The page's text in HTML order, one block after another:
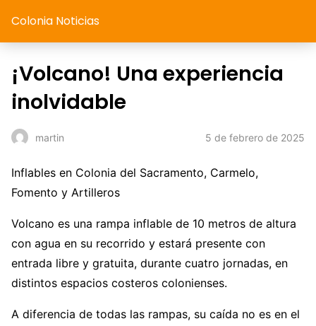
Colonia Noticias
¡Volcano! Una experiencia
inolvidable
martin 5 de febrero de 2025
Inflables en Colonia del Sacramento, Carmelo,
Fomento y Artilleros
Volcano es una rampa inflable de 10 metros de altura
con agua en su recorrido y estará presente con
entrada libre y gratuita, durante cuatro jornadas, en
distintos espacios costeros colonienses.
A diferencia de todas las rampas, su caída no es en el